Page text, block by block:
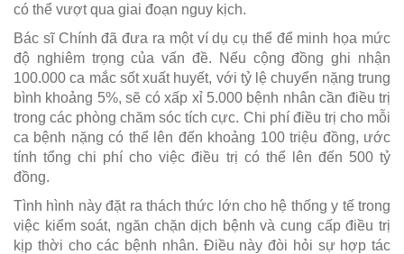
có thể vượt qua giai đoạn nguy kịch.
Bác sĩ Chính đã đưa ra một ví dụ cụ thể để minh họa mức
độ nghiêm trọng của vấn đề. Nếu cộng đồng ghi nhận
100.000 ca mắc sốt xuất huyết, với tỷ lệ chuyển nặng trung
bình khoảng 5%, sẽ có xấp xỉ 5.000 bệnh nhân cần điều trị
trong các phòng chăm sóc tích cực. Chi phí điều trị cho mỗi
ca bệnh nặng có thể lên đến khoảng 100 triệu đồng, ước
tính tổng chi phí cho việc điều trị có thể lên đến 500 tỷ
đồng.
Tình hình này đặt ra thách thức lớn cho hệ thống y tế trong
việc kiểm soát, ngăn chặn dịch bệnh và cung cấp điều trị
kịp thời cho các bệnh nhân. Điều này đòi hỏi sự hợp tác